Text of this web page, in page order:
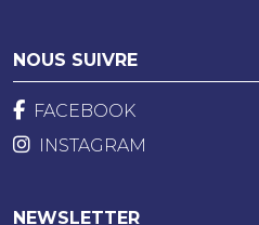
NOUS SUIVRE
FACEBOOK
INSTAGRAM
NEWSLETTER